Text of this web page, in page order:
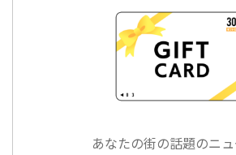
あなたの街の話題のニ